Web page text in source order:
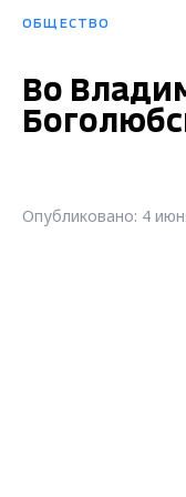
ОБЩЕСТВО
Во
Опубликовано: 4